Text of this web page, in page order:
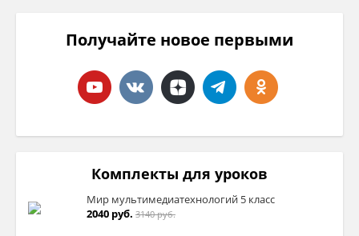
Получайте новое первыми
Комплекты для уроков
Мир мультимедиатехнологий 5 класс
2040 руб. 3140 руб.